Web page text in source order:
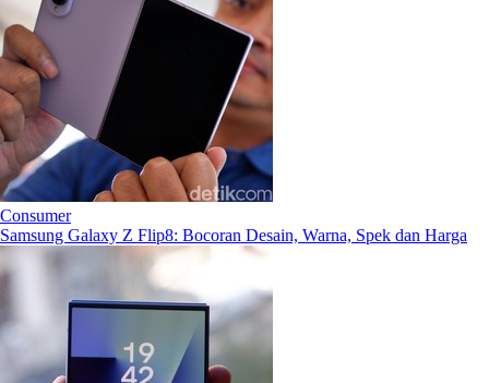
Consumer
Samsung Galaxy Z Flip8: Bocoran Desain, Warna, Spek dan Harga